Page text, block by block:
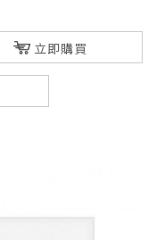
立即購買